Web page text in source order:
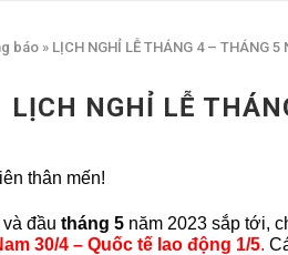
báo » LỊCH NGHỈ LỄ THÁNG 4 – THÁNG 5
LỊCH NGHỈ LỄ
thân mến!
và đầu tháng 5 năm 2023 sắp tới,
30/4 – Quốc tế lao động 1/5.